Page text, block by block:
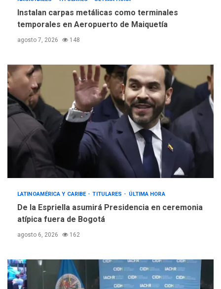
Instalan carpas metálicas como terminales
temporales en Aeropuerto de Maiquetía
agosto 7, 2026 148
LATINOAMÉRICA Y CARIBE TITULARES ÚLTIMA HORA
De la Espriella asumirá Presidencia en ceremonia
atípica fuera de Bogotá
agosto 6, 2026 162